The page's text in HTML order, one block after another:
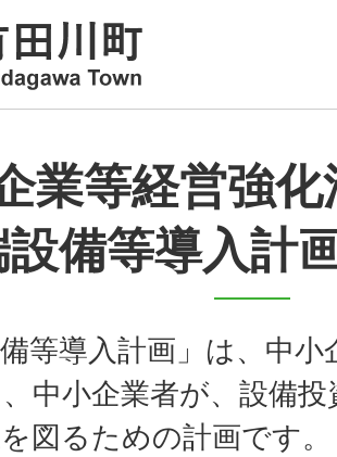
業等経営強
備等導入計
備等導入計画」は、中
中小企業者が、設備
図るための計画です。